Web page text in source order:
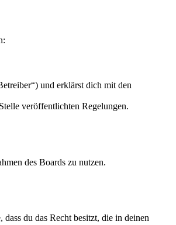
und erklärst dich mit den
veröffentlichten Regelungen.
des Boards zu nutzen.
du das Recht besitzt, die in deinen